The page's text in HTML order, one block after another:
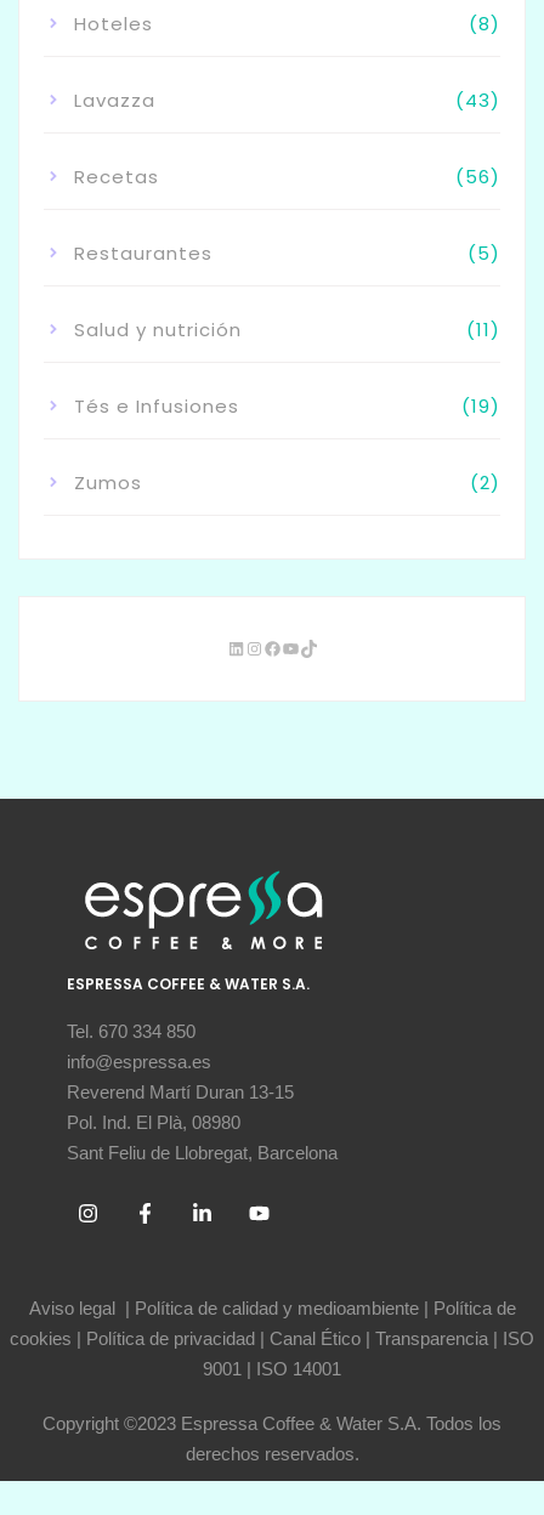
Hoteles (8)
Lavazza (43)
Recetas (56)
Restaurantes (5)
Salud y nutrición (11)
Tés e Infusiones (19)
Zumos (2)
ESPRESSA COFFEE & WATER S.A.
Tel. 670 334 850
info@espressa.es
Reverend Martí Duran 13-15
Pol. Ind. El Plà, 08980
Sant Feliu de Llobregat, Barcelona
Aviso legal | Política de calidad y medioambiente| Política de
cookies | Política de privacidad | Canal Ético | Transparencia| ISO
9001 | ISO 14001
Copyright ©2023 Espressa Coffee & Water S.A. Todos los
derechos reservados.